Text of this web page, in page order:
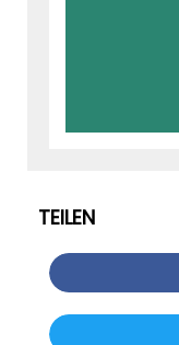
TEILEN